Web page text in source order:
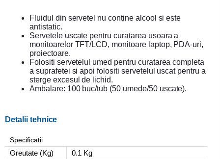
Fluidul din servetel nu contine alcool si este
antistatic.
Servetele uscate pentru curatarea usoara a
monitoarelor TFT/LCD, monitoare laptop, PDA-uri,
proiectoare.
Folositi servetelul umed pentru curatarea completa
a suprafetei si apoi folositi servetelul uscat pentru a
sterge excesul de lichid.
Ambalare: 100 buc/tub (50 umede/50 uscate).
Detalii tehnice
Specificatii
Greutate (Kg) 0.1 Kg